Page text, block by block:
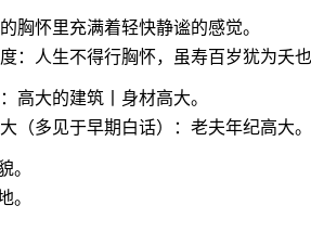
胸怀里充满着轻快静谧的感觉。
：人生不得行胸怀，虽寿百岁犹为夭
高大的建筑丨身材高大。
（多见于早期白话）：老夫年纪高大。
。
。